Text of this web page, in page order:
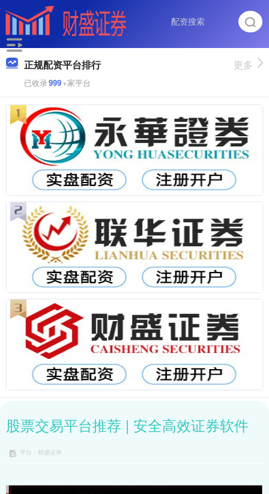
正规配资平台排行
已收录999+家平台
更多
股票交易平台推荐 | 安全高效证券软件
平台：财盛证券